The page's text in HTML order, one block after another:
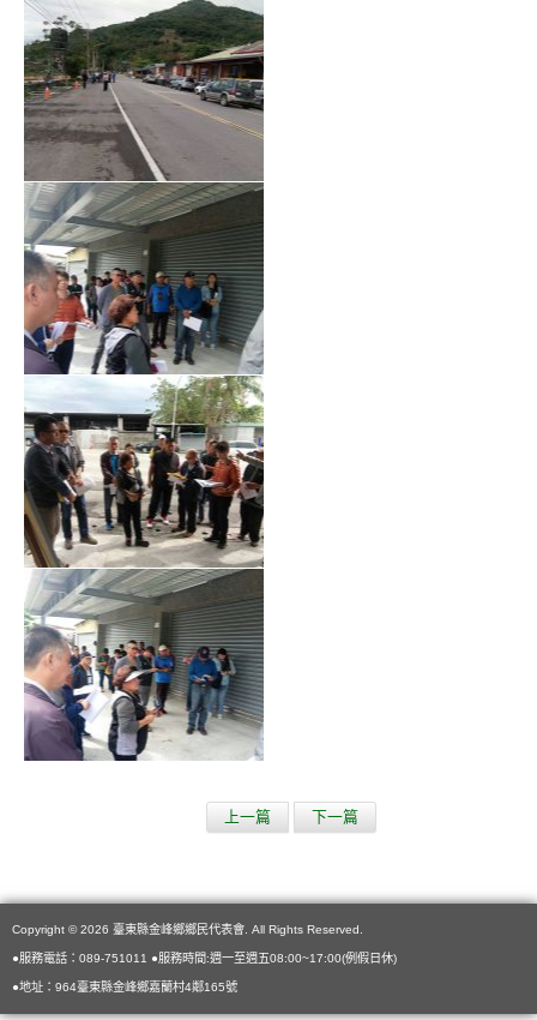
上一篇 下一篇
Copyright © 2026 臺東縣金峰鄉鄉民代表會. All Rights Reserved.
●服務電話：089-751011 ●服務時間:週一至週五08:00~17:00(例假日休)
●地址：964臺東縣金峰鄉嘉蘭村4鄰165號